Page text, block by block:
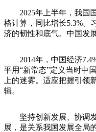
2025年上半年，我国国
格计算，同比增长5.3%。
济的韧性和底气。中国发
2014年，中国经济
平用“新常态”定义当时中
上的迷雾。适应把握引领
辑。
坚持创新发展、协调发
展，是关系我国发展全局